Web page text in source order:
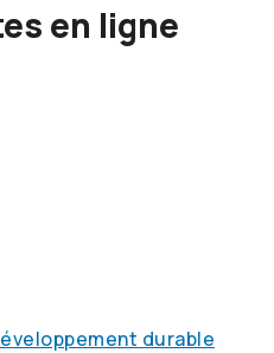
en ligne
durable